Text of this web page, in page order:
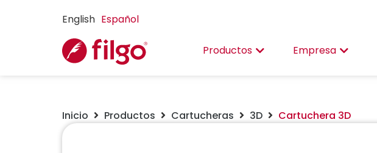
English Español
Productos Empresa
Inicio Productos Cartucheras 3D Cartuchera 3D